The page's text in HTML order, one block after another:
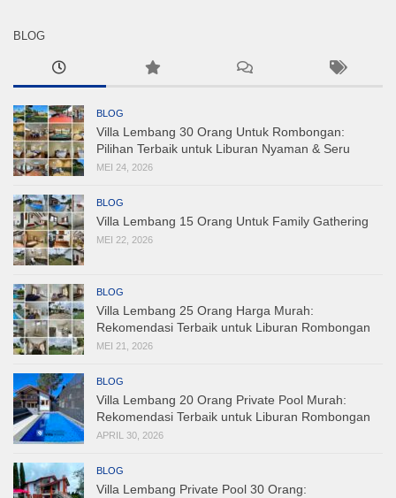
BLOG
BLOG
Villa Lembang 30 Orang Untuk Rombongan:
Pilihan Terbaik untuk Liburan Nyaman & Seru
MEI 24, 2026
BLOG
Villa Lembang 15 Orang Untuk Family Gathering
MEI 22, 2026
BLOG
Villa Lembang 25 Orang Harga Murah:
Rekomendasi Terbaik untuk Liburan Rombongan
MEI 21, 2026
BLOG
Villa Lembang 20 Orang Private Pool Murah:
Rekomendasi Terbaik untuk Liburan Rombongan
APRIL 30, 2026
BLOG
Villa Lembang Private Pool 30 Orang: